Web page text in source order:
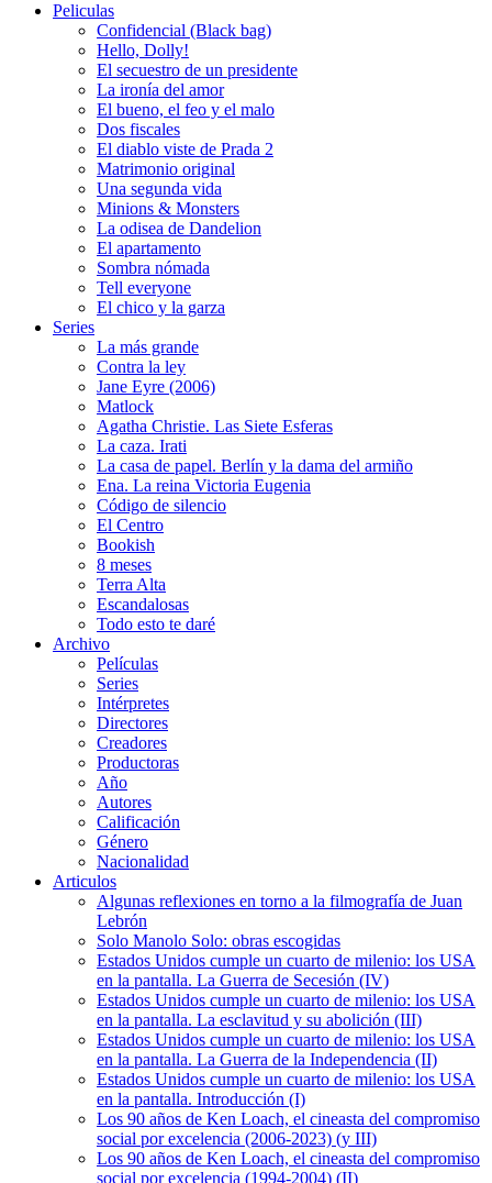
Peliculas
Confidencial (Black bag)
Hello, Dolly!
El secuestro de un presidente
La ironía del amor
El bueno, el feo y el malo
Dos fiscales
El diablo viste de Prada 2
Matrimonio original
Una segunda vida
Minions & Monsters
La odisea de Dandelion
El apartamento
Sombra nómada
Tell everyone
El chico y la garza
Series
La más grande
Contra la ley
Jane Eyre (2006)
Matlock
Agatha Christie. Las Siete Esferas
La caza. Irati
La casa de papel. Berlín y la dama del armiño
Ena. La reina Victoria Eugenia
Código de silencio
El Centro
Bookish
8 meses
Terra Alta
Escandalosas
Todo esto te daré
Archivo
Películas
Series
Intérpretes
Directores
Creadores
Productoras
Año
Autores
Calificación
Género
Nacionalidad
Articulos
Algunas reflexiones en torno a la filmografía de Juan
Lebrón
Solo Manolo Solo: obras escogidas
Estados Unidos cumple un cuarto de milenio: los USA
en la pantalla. La Guerra de Secesión (IV)
Estados Unidos cumple un cuarto de milenio: los USA
en la pantalla. La esclavitud y su abolición (III)
Estados Unidos cumple un cuarto de milenio: los USA
en la pantalla. La Guerra de la Independencia (II)
Estados Unidos cumple un cuarto de milenio: los USA
en la pantalla. Introducción (I)
Los 90 años de Ken Loach, el cineasta del compromiso
social por excelencia (2006-2023) (y III)
Los 90 años de Ken Loach, el cineasta del compromiso
social por excelencia (1994-2004) (II)